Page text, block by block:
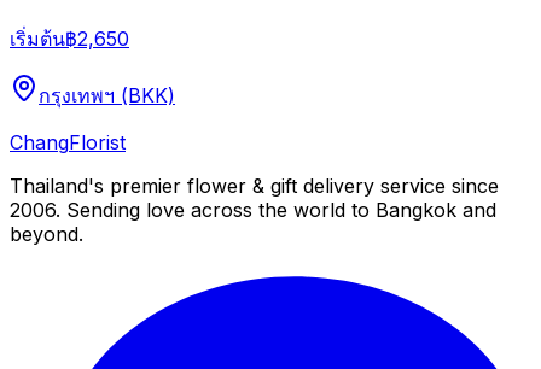
เริ่มต้น฿2,650
กรุงเทพฯ (BKK)
ChangFlorist
Thailand's premier flower & gift delivery service since
2006. Sending love across the world to Bangkok and
beyond.